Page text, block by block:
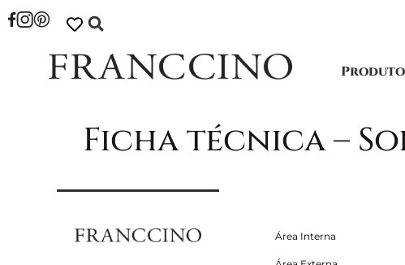
Ficha técnica –
Área Interna